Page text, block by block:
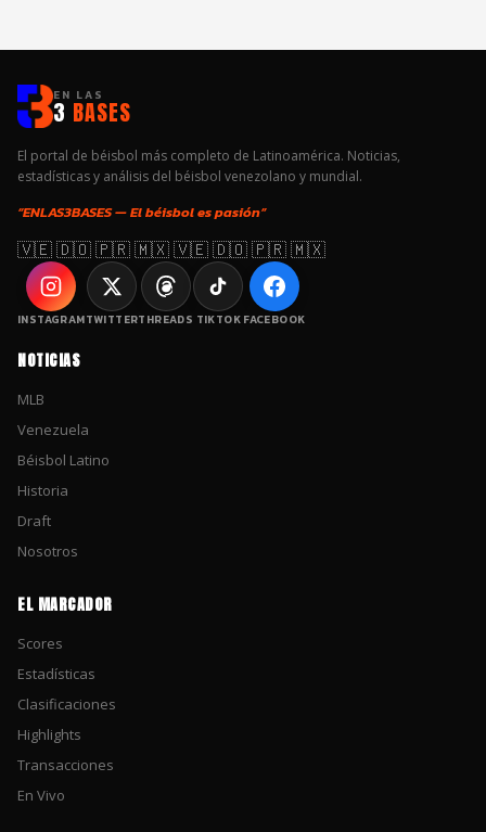
EN LAS
3 BASES
El portal de béisbol más completo de Latinoamérica. Noticias,
estadísticas y análisis del béisbol venezolano y mundial.
“ENLAS3BASES — El béisbol es pasión”
🇻🇪 🇩🇴 🇵🇷 🇲🇽 🇻🇪 🇩🇴 🇵🇷 🇲🇽
INSTAGRAMTWITTERTHREADS TIKTOK FACEBOOK
NOTICIAS
MLB
Venezuela
Béisbol Latino
Historia
Draft
Nosotros
EL MARCADOR
Scores
Estadísticas
Clasificaciones
Highlights
Transacciones
En Vivo